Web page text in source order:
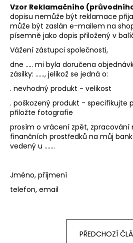
Vzor Reklamačního
dopisu nemůže být reklamace
může být zaslán e-mailem na
písemně jako dopis přiložený v
Vážení zástupci společnosti,
dne ..... mi byla doručena
zásilky: ......, jelikož se jedná o:
. nevhodný produkt - velikost
. poškozený produkt - specifikujte
přiložte fotografie
prosím o vrácení zpět,
finančních prostředků na můj
vedený u .......
Jméno, příjmení
telefon, email
PŘEDCHOZÍ
p
o
r
u
č
u
j
e
m
e